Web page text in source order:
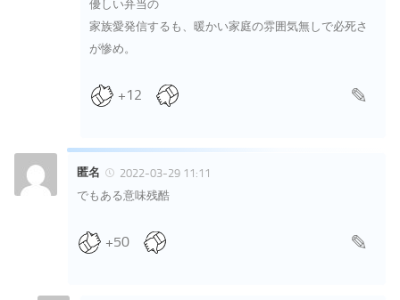
優しい弁当の
家族愛発信するも、暖かい家庭の雰囲気無しで必死さ
が惨め。
+12
匿名
2022-03-29 11:11
でもある意味残酷
+50